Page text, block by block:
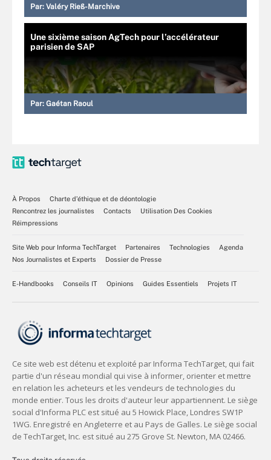
Par: Valéry Rieß-Marchive
Une sixième saison AgTech pour l’accélérateur
parisien de SAP
Par: Gaétan Raoul
À Propos
Charte d’éthique et de déontologie
Rencontrez les journalistes
Contacts
Utilisation Des Cookies
Réimpressions
Site Web pour Informa TechTarget Partenaires Technologies
Agenda
Nos Journalistes et Experts
Dossier de Presse
E-Handbooks Conseils IT Opinions Guides Essentiels Projets IT